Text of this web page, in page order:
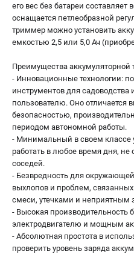
его вес без батареи составляет
оснащается петлеобразной
триммер можно установить
емкостью 2,5 или 5,0 Ач
Преимущества аккумуляторной
- Инновационные технологии:
инструментов для
пользователю. Оно отличается
безопасностью,
периодом автономной работы.
- Минимальный в своем классе
работать в любое время дня, не
соседей.
- Безвредность для
выхлопов и проблем,
смеси, утечками и неприятным
- Высокая производительность
электродвигателю и мощным
- Абсолютная простота в
проверить уровень заряда